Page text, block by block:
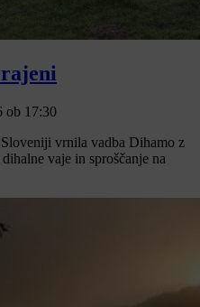
ob 17:30
vrnila vadba Dihamo z
vaje in sproščanje na